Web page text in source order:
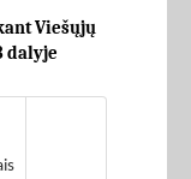
Viešųjų
dalyje